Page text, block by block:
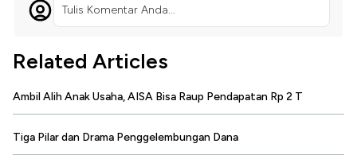
Tulis Komentar Anda...
Related Articles
Ambil Alih Anak Usaha, AISA Bisa Raup Pendapatan Rp 2 T
Tiga Pilar dan Drama Penggelembungan Dana